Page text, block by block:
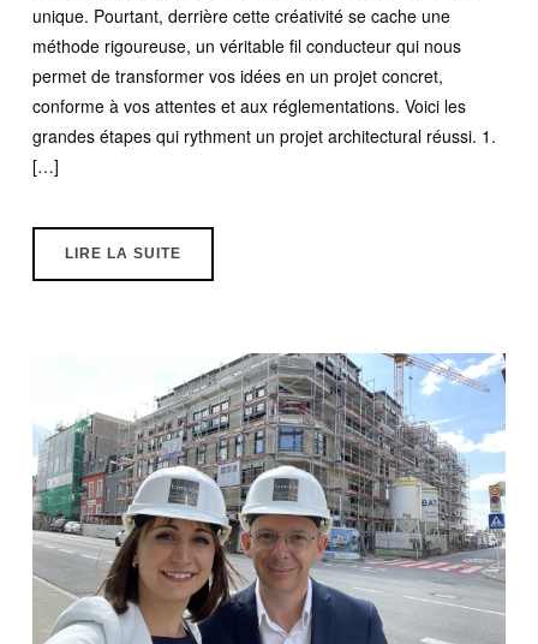
unique. Pourtant, derrière cette créativité se cache une
méthode rigoureuse, un véritable fil conducteur qui nous
permet de transformer vos idées en un projet concret,
conforme à vos attentes et aux réglementations. Voici les
grandes étapes qui rythment un projet architectural réussi. 1.
[…]
LIRE LA SUITE